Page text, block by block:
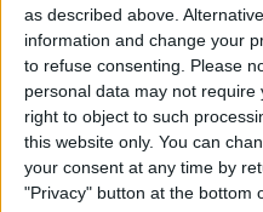
as described above.
information and change your
to refuse consenting.
Please
personal data may not
right to object to such
this website only. You can
your consent at any time by
"Privacy" button at the bottom
24.11.2016
Consells de